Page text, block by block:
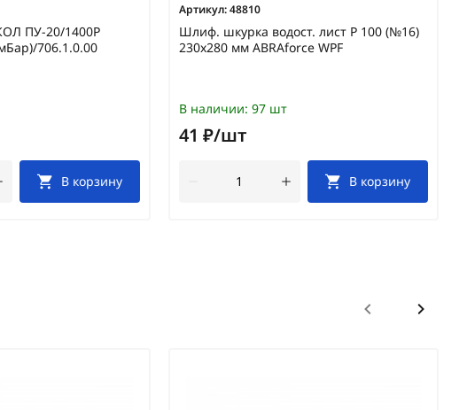
ПУ-20/1400Р
706.1.0.00
В корзину
Артикул:48810
Шлиф. шкурка водост. лист Р 100 (№16)
230х280 мм ABRAforce WPF
В наличии: 97 шт
41 ₽/шт
В корзину